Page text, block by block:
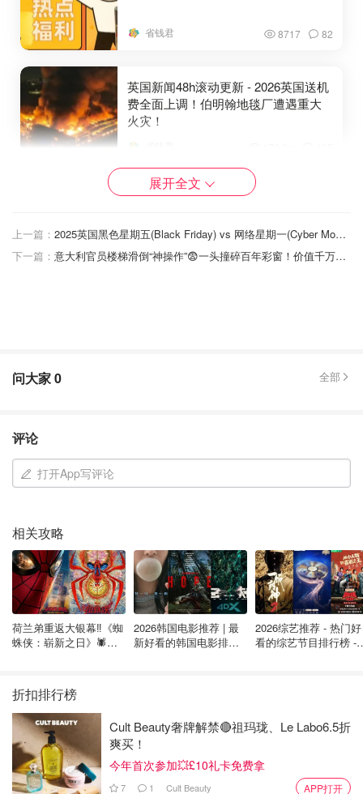
省钱君 8717 82
英国新闻48h滚动更新 - 2026英国送机
费全面上调！伯明翰地毯厂遭遇重大
火灾！
全球热点48h滚动更新 - 特朗普“接管”
火洪灾暴击！
英国省钱君 2.1w 1
（即十一月第四个星期五），在英国同样被视为全年最大规
家居用品和玩具，还有时尚服饰、美妆礼盒、文具潮品和圣
诞节精选。无论是打工人、留学生还是资深本地居民，黑五
血拼季都不能错过！
（星期五），距离现在已经非常近啦！
英国黑五特色：
✅ 实体店人潮汹涌，适合抢购大件家电、电视、游戏机等需
要现场体验的商品
✅ 新款电子产品首次降价（如最新iPhone、MacBook）
2025英国Cyber Monday网络星期一是什么时
候？
网络星期一（Cyber Monday）是紧随黑色星期五后的第一
展开全文
上一篇：
2025英国黑色星期五(Black Friday) vs 网络星期一(Cyber Monday) 哪个折扣更好？
下一篇：
意大利官员楼梯滑倒“神操作”😨一头撞碎百年彩窗！价值千万艺术品瞬间成渣
问大家0 全部
评论
打开App写评论
相关攻略
荷兰弟重返大银幕‼️《蜘
蛛侠：崭新之日》🕷️北
2026韩国电影推荐 | 最
新好看的韩国电影排行
2026综艺推荐 - 热门好
看的综艺节目排行榜 -
折扣排行榜
Cult Beauty奢牌解禁🔴祖玛珑、Le Labo6.5折
爽买！
今年首次参加💥£10礼卡免费拿
7 1 Cult Beauty APP打开